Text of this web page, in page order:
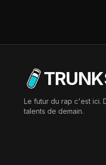
Le futur du rap c'est ici.
talents de demain.